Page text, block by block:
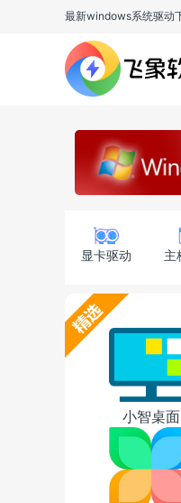
最新windows系统驱动
显卡驱动 主
小智桌面